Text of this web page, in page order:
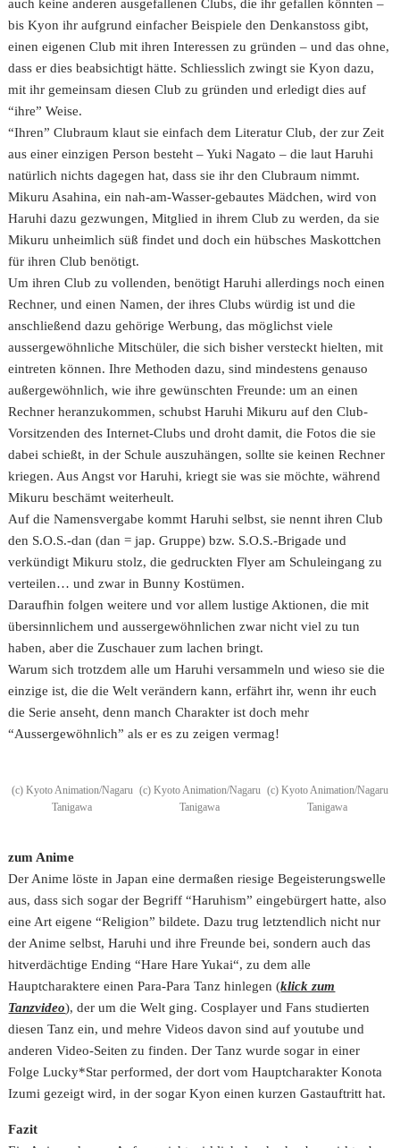
auch keine anderen ausgefallenen Clubs, die ihr gefallen könnten –
bis Kyon ihr aufgrund einfacher Beispiele den Denkanstoss gibt,
einen eigenen Club mit ihren Interessen zu gründen – und das ohne,
dass er dies beabsichtigt hätte. Schliesslich zwingt sie Kyon dazu,
mit ihr gemeinsam diesen Club zu gründen und erledigt dies auf
“ihre” Weise.
“Ihren” Clubraum klaut sie einfach dem Literatur Club, der zur Zeit
aus einer einzigen Person besteht – Yuki Nagato – die laut Haruhi
natürlich nichts dagegen hat, dass sie ihr den Clubraum nimmt.
Mikuru Asahina, ein nah-am-Wasser-gebautes Mädchen, wird von
Haruhi dazu gezwungen, Mitglied in ihrem Club zu werden, da sie
Mikuru unheimlich süß findet und doch ein hübsches Maskottchen
für ihren Club benötigt.
Um ihren Club zu vollenden, benötigt Haruhi allerdings noch einen
Rechner, und einen Namen, der ihres Clubs würdig ist und die
anschließend dazu gehörige Werbung, das möglichst viele
aussergewöhnliche Mitschüler, die sich bisher versteckt hielten, mit
eintreten können. Ihre Methoden dazu, sind mindestens genauso
außergewöhnlich, wie ihre gewünschten Freunde: um an einen
Rechner heranzukommen, schubst Haruhi Mikuru auf den Club-
Vorsitzenden des Internet-Clubs und droht damit, die Fotos die sie
dabei schießt, in der Schule auszuhängen, sollte sie keinen Rechner
kriegen. Aus Angst vor Haruhi, kriegt sie was sie möchte, während
Mikuru beschämt weiterheult.
Auf die Namensvergabe kommt Haruhi selbst, sie nennt ihren Club
den S.O.S.-dan (dan = jap. Gruppe) bzw. S.O.S.-Brigade und
verkündigt Mikuru stolz, die gedruckten Flyer am Schuleingang zu
verteilen… und zwar in Bunny Kostümen.
Daraufhin folgen weitere und vor allem lustige Aktionen, die mit
übersinnlichem und aussergewöhnlichen zwar nicht viel zu tun
haben, aber die Zuschauer zum lachen bringt.
Warum sich trotzdem alle um Haruhi versammeln und wieso sie die
einzige ist, die die Welt verändern kann, erfährt ihr, wenn ihr euch
die Serie anseht, denn manch Charakter ist doch mehr
“Aussergewöhnlich” als er es zu zeigen vermag!
(c) Kyoto Animation/Nagaru
Tanigawa
(c) Kyoto Animation/Nagaru
Tanigawa
(c) Kyoto Animation/Nagaru
Tanigawa
zum Anime
Der Anime löste in Japan eine dermaßen riesige Begeisterungswelle
aus, dass sich sogar der Begriff “Haruhism” eingebürgert hatte, also
eine Art eigene “Religion” bildete. Dazu trug letztendlich nicht nur
der Anime selbst, Haruhi und ihre Freunde bei, sondern auch das
hitverdächtige Ending “Hare Hare Yukai“, zu dem alle
Hauptcharaktere einen Para-Para Tanz hinlegen (klick zum
Tanzvideo), der um die Welt ging. Cosplayer und Fans studierten
diesen Tanz ein, und mehre Videos davon sind auf youtube und
anderen Video-Seiten zu finden. Der Tanz wurde sogar in einer
Folge Lucky*Star performed, der dort vom Hauptcharakter Konota
Izumi gezeigt wird, in der sogar Kyon einen kurzen Gastauftritt hat.
Fazit